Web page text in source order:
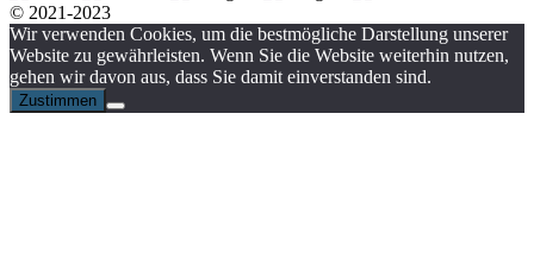
© 2021-2023
Wir verwenden Cookies, um die bestmögliche Darstellung unserer
Website zu gewährleisten. Wenn Sie die Website weiterhin nutzen,
gehen wir davon aus, dass Sie damit einverstanden sind.
Zustimmen